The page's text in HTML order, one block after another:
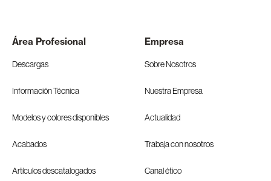
Área Profesional
Descargas
Información Técnica
Modelos y colores disponibles
Acabados
Artículos descatalogados
Empresa
Sobre Nosotros
Nuestra Empresa
Actualidad
Trabaja con nosotros
Canal ético